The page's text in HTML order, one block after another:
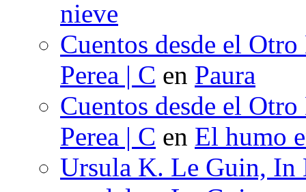
nieve
Cuentos desde el
Perea | C en Paura
Cuentos desde el
Perea | C en El humo
Ursula K. Le Guin, In